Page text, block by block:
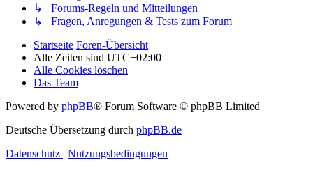
↳ Forums-Regeln und Mitteilungen
↳ Fragen, Anregungen & Tests zum Forum
Startseite Foren-Übersicht
Alle Zeiten sind UTC+02:00
Alle Cookies löschen
Das Team
Powered by phpBB® Forum Software © phpBB Limited
Deutsche Übersetzung durch phpBB.de
Datenschutz | Nutzungsbedingungen